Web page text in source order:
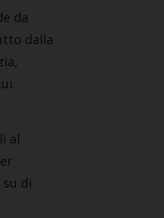
da
dalla
al
di